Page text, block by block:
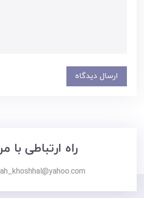
ارسال دیدگاه
راه ارتباطی با
ah_khoshhal@yahoo.com